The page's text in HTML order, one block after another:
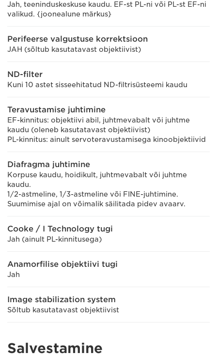
Jah, teeninduskeskuse kaudu. EF-st PL-ni või PL-st EF-ni
valikud. {joonealune märkus}
Perifeerse valgustuse korrektsioon
JAH (sõltub kasutatavast objektiivist)
ND-filter
Kuni 10 astet sisseehitatud ND-filtrisüsteemi kaudu
Teravustamise juhtimine
EF-kinnitus: objektiivi abil, juhtmevabalt või juhtme
kaudu (oleneb kasutatavast objektiivist)
PL-kinnitus: ainult servoteravustamisega kinoobjektiivid
Diafragma juhtimine
Korpuse kaudu, hoidikult, juhtmevabalt või juhtme
kaudu.
1/2-astmeline, 1/3-astmeline või FINE-juhtimine.
Suumimise ajal on võimalik säilitada pidev avaarv.
Cooke / I Technology tugi
Jah (ainult PL-kinnitusega)
Anamorfilise objektiivi tugi
Jah
Image stabilization system
Sõltub kasutatavast objektiivist
Salvestamine